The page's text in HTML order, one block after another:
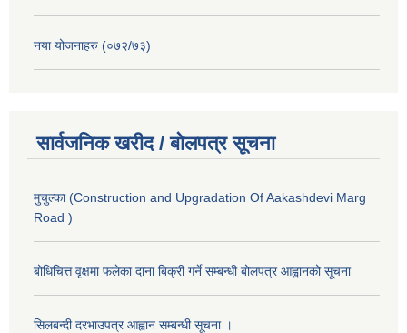
नया योजनाहरु (०७२/७३)
सार्वजनिक खरीद / बोलपत्र सूचना
मुचुल्का (Construction and Upgradation Of Aakashdevi Marg
Road )
बोधिचित्त वृक्षमा फलेका दाना बिक्री गर्ने सम्बन्धी बोलपत्र आह्वानको सूचना
सिलबन्दी दरभाउपत्र आह्वान सम्बन्धी सूचना ।